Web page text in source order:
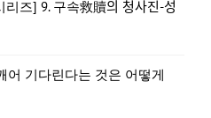
구속救贖의 청사진-성
어 기다린다는 것은 어떻게